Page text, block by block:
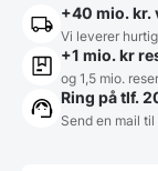
+40 mio. kr.
Vi leverer
+1 mio. kr
og 1,5 mio.
Ring på tlf.
Send en mail til